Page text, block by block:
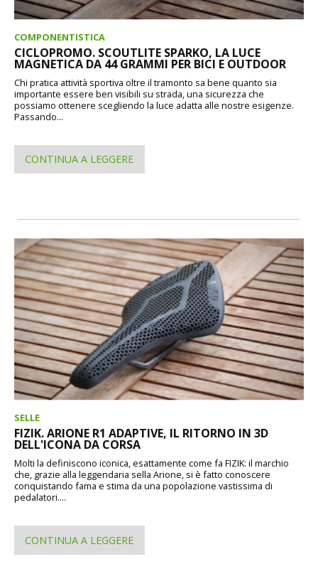
COMPONENTISTICA
CICLOPROMO. SCOUTLITE SPARKO, LA LUCE
MAGNETICA DA 44 GRAMMI PER BICI E OUTDOOR
Chi pratica attività sportiva oltre il tramonto sa bene quanto sia
importante essere ben visibili su strada, una sicurezza che
possiamo ottenere scegliendo la luce adatta alle nostre esigenze.
Passando...
CONTINUA A LEGGERE
SELLE
FIZIK. ARIONE R1 ADAPTIVE, IL RITORNO IN 3D
DELL'ICONA DA CORSA
Molti la definiscono iconica, esattamente come fa FIZIK: il marchio
che, grazie alla leggendaria sella Arione, si è fatto conoscere
conquistando fama e stima da una popolazione vastissima di
pedalatori....
CONTINUA A LEGGERE